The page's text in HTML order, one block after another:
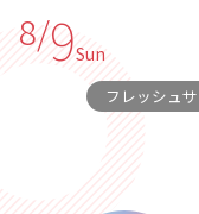
8/9Sun
フレッシュ